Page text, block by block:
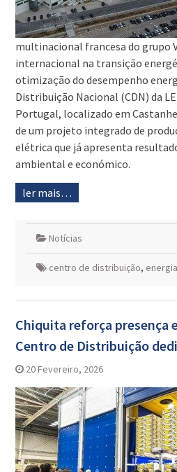
multinacional francesa do grupo
internacional na transição
otimização do desempenho
Distribuição Nacional (CDN) da
Portugal, localizado em
de um projeto integrado de
elétrica que já apresenta
ambiental e económico.
ler mais…
Notícias
centro de distribuição, energia
Chiquita reforça presença
Centro de Distribuição
20 Fevereiro, 2026